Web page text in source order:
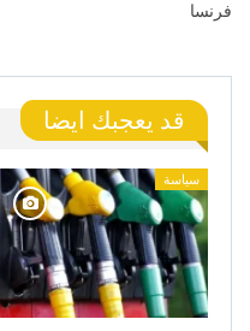
فرنسا
قد يعجبك ايضا
سياسة